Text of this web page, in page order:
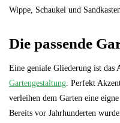
Wippe, Schaukel und
Die passende
Eine geniale Gliederung ist das
Gartengestaltung. Perfekt
verleihen dem Garten eine
Bereits vor Jahrhunderten